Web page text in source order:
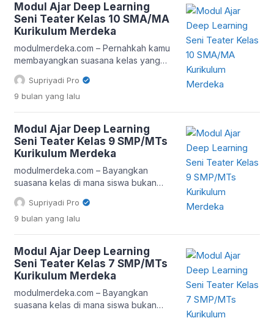
Ajar Deep Learning Seni Teater Kelas
12 SMA/MA Kurikulum Merdeka. Dalam
kurikulum terbaru ini, pembelajaran seni
tidak lagi sekadar tentang menghafal
naskah atau memahami […]
Modul Ajar Deep Learning
Seni Teater Kelas 10 SMA/MA
Kurikulum Merdeka
modulmerdeka.com – Pernahkah kamu
membayangkan suasana kelas yang
terasa seperti panggung teater? Di
mana siswa bukan hanya duduk dan
mencatat, tetapi juga bergerak,
Learning Seni Teater Kelas 10 SMA/MA
Kurikulum Merdeka. Kurikulum Merdeka
menghadirkan pendekatan
pembelajaran yang menekankan pada
eksplorasi mendalam (deep learning).
Di dalamnya, […]
Supriyadi Pro
9 bulan yang lalu
Modul Ajar Deep Learning
Seni Teater Kelas 9 SMP/MTs
Kurikulum Merdeka
modulmerdeka.com – Bayangkan
suasana kelas di mana siswa bukan
hanya membaca naskah, tapi juga
menciptakan karakter, menjiwai dialog,
dan memahami makna kehidupan lewat
SMP/MTs Kurikulum Merdeka. Modul ini
bukan sekadar panduan guru, tetapi
sebuah perjalanan pembelajaran
berbasis makna menggabungkan
antara rasa, ekspresi, […]
Supriyadi Pro
9 bulan yang lalu
Modul Ajar Deep Learning
Seni Teater Kelas 7 SMP/MTs
Kurikulum Merdeka
modulmerdeka.com – Bayangkan
suasana kelas di mana siswa bukan